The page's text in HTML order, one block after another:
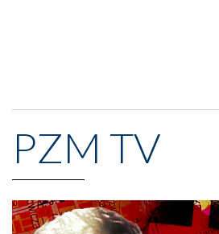
PZM TV